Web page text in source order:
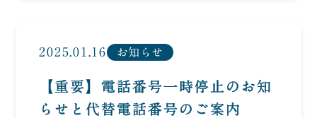
2025.01.16 お知らせ
【重要】電話番号一時停止のお知
らせと代替電話番号のご案内